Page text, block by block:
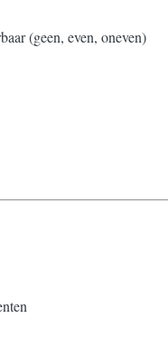
(geen, even, oneven)